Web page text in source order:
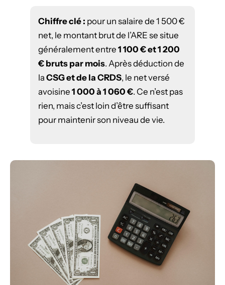
Chiffre clé : pour un salaire de 1 500 €
net, le montant brut de l’ARE se situe
généralement entre 1 100 € et 1 200
€ bruts par mois. Après déduction de
la CSG et de la CRDS, le net versé
avoisine 1 000 à 1 060 €. Ce n’est pas
rien, mais c’est loin d’être suffisant
pour maintenir son niveau de vie.